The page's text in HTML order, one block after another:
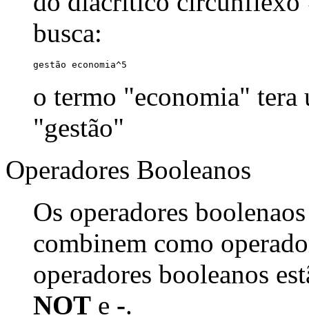
busca:
gestão economia^5
o termo "economia" tera
"gestão"
Operadores Booleanos
Os operadores
combinem como
operadores booleanos
NOT e -.